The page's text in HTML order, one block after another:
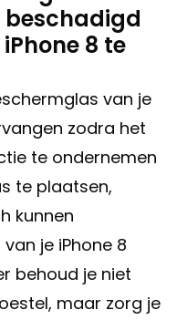
8 te
van je
zodra het
te ondernemen
te plaatsen,
kunnen
je iPhone 8
behoud je niet
maar zorg je